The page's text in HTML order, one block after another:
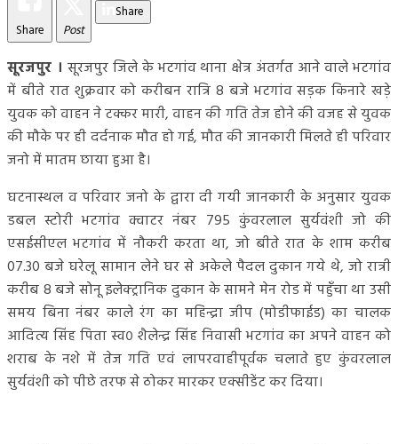
Share Post
Share
सूरजपुर । सूरजपुर जिले के भटगांव थाना क्षेत्र अंतर्गत आने वाले भटगांव
में बीते रात शुक्रवार को करीबन रात्रि 8 बजे भटगांव सड़क किनारे खड़े
युवक को वाहन ने टक्कर मारी, वाहन की गति तेज होने की वजह से युवक
की मौके पर ही दर्दनाक मौत हो गई, मौत की जानकारी मिलते ही परिवार
जनो में मातम छाया हुआ है।
घटनास्थल व परिवार जनो के द्वारा दी गयी जानकारी के अनुसार युवक
डबल स्टोरी भटगांव क्वाटर नंबर 795 कुंवरलाल सुर्यवंशी जो की
एसईसीएल भटगांव में नौकरी करता था, जो बीते रात के शाम करीब
07.30 बजे घरेलू सामान लेने घर से अकेले पैदल दुकान गये थे, जो रात्री
करीब 8 बजे सोनू इलेक्ट्रानिक दुकान के सामने मेन रोड में पहुँचा था उसी
समय बिना नंबर काले रंग का महिन्द्रा जीप (मोडीफाईड) का चालक
आदित्य सिंह पिता स्व० शैलेन्द्र सिंह निवासी भटगांव का अपने वाहन को
शराब के नशे में तेज गति एवं लापरवाहीपूर्वक चलाते हुए कुंवरलाल
सुर्यवंशी को पीछे तरफ से ठोकर मारकर एक्सीडेंट कर दिया।